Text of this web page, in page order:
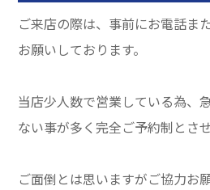
ご来店の際は、事前にお電話ま
お願いしております。
当店少人数で営業している為、
ない事が多く完全ご予約制とさ
ご面倒とは思いますがご協力お